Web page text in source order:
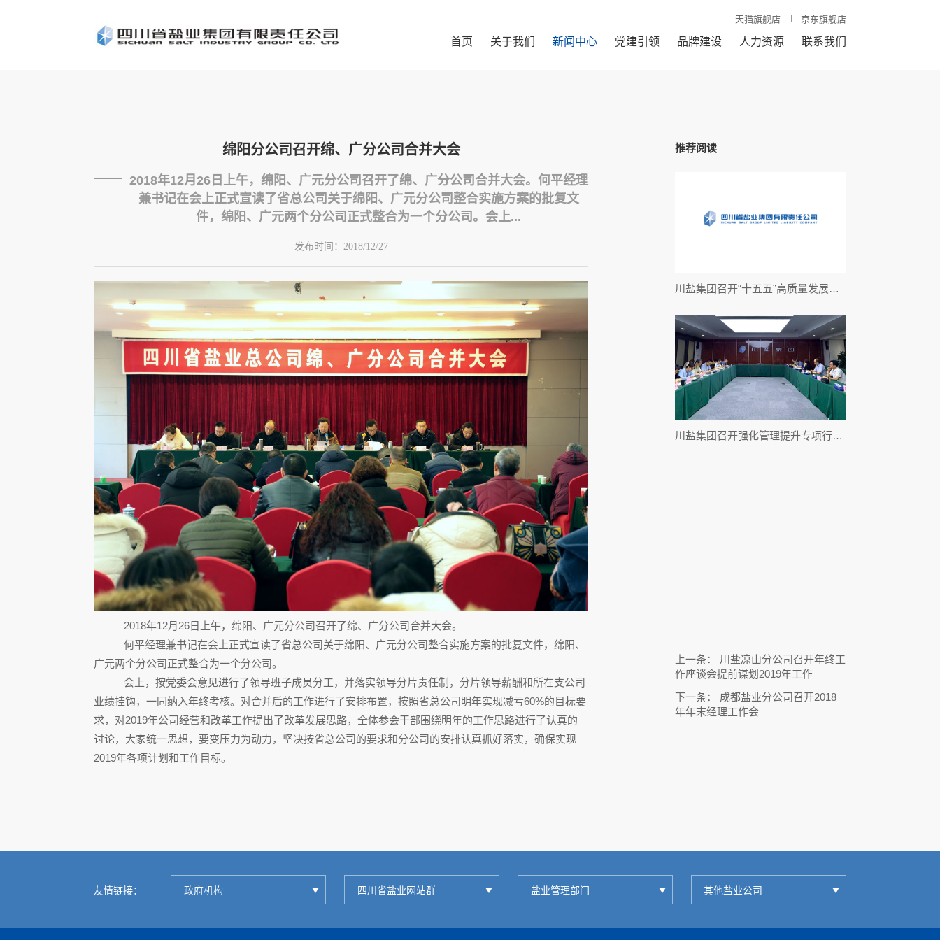
天猫旗舰店 京东旗舰店
首页 关于我们 新闻中心 党建引领 品牌建设 人力资源 联系我们
绵阳分公司召开绵、广分公司合并大会
2018年12月26日上午，绵阳、广元分公司召开了绵、广分公司合并大会。何平经理
兼书记在会上正式宣读了省总公司关于绵阳、广元分公司整合实施方案的批复文
件，绵阳、广元两个分公司正式整合为一个分公司。会上...
发布时间： 2018/12/27
2018年12月26日上午，绵阳、广元分公司召开了绵、广分公司合并大会。
何平经理兼书记在会上正式宣读了省总公司关于绵阳、广元分公司整合实施方案的批复文件，绵阳、
广元两个分公司正式整合为一个分公司。
会上，按党委会意见进行了领导班子成员分工，并落实领导分片责任制，分片领导薪酬和所在支公司
业绩挂钩，一同纳入年终考核。对合并后的工作进行了安排布置，按照省总公司明年实现减亏60%的目标要
求，对2019年公司经营和改革工作提出了改革发展思路，全体参会干部围绕明年的工作思路进行了认真的
讨论，大家统一思想，要变压力为动力，坚决按省总公司的要求和分公司的安排认真抓好落实，确保实现
2019年各项计划和工作目标。
推荐阅读
川盐集团召开“十五五”高质量发展规划专题研讨会
川盐集团召开强化管理提升专项行动推进会
上一条：
川盐凉山分公司召开年终工
作座谈会提前谋划2019年工作
下一条：
成都盐业分公司召开2018
年年末经理工作会
友情链接： 政府机构 四川省盐业网站群 盐业管理部门 其他盐业公司